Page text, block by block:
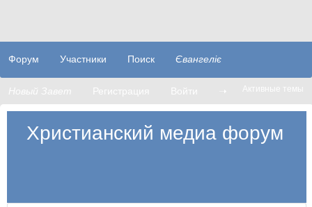
Христианский медиа форум
Форум Участники Поиск Євангеліє
Новый Завет Регистрация Войти ➝ Активные темы